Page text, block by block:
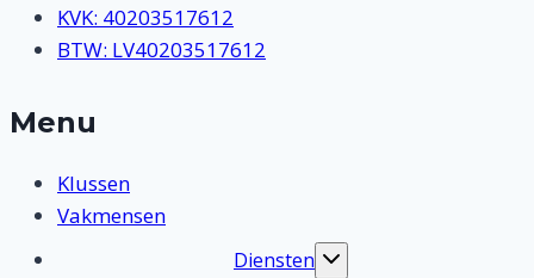
KVK: 40203517612
BTW: LV40203517612
Menu
Klussen
Vakmensen
Diensten
Toggle